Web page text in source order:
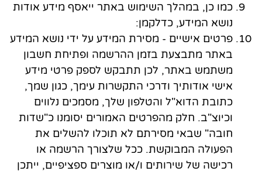
כמו כן, במהלך השימוש באתר ייאסף מידע אודות
נושא המידע, כדלקמן:
פרטים אישיים - מסירת המידע על ידי נושא המידע
באתר מתבצעת בזמן ההרשמה ופתיחת חשבון
משתמש באתר, לכן תתבקש לספק פרטי מידע
אישי אודותיך ודרכי התקשרות עימך, כגון שמך,
כתובת הדוא"ל והטלפון שלך, מסמכים נלווים
וכיוצ"ב. חלק מהפרטים האמורים יסומנו כ"שדות
חובה" שבאי מסירתם לא תוכלו להשלים את
הפעולה המבוקשת. ככל שלצורך הרשמה או
רכישה של שירותים ו/או מוצרים ספציפיים, ייתכן